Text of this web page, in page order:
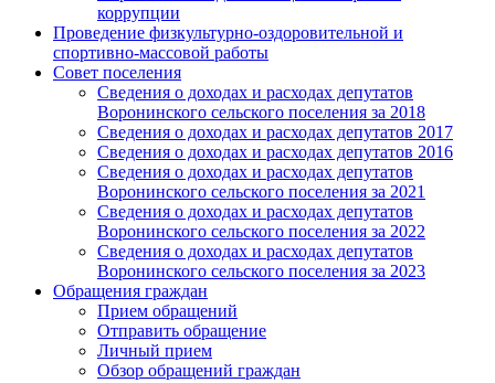
коррупции
Проведение физкультурно-оздоровительной и
спортивно-массовой работы
Совет поселения
Сведения о доходах и расходах депутатов
Воронинского сельского поселения за 2018
Сведения о доходах и расходах депутатов 2017
Сведения о доходах и расходах депутатов 2016
Сведения о доходах и расходах депутатов
Воронинского сельского поселения за 2021
Сведения о доходах и расходах депутатов
Воронинского сельского поселения за 2022
Сведения о доходах и расходах депутатов
Воронинского сельского поселения за 2023
Обращения граждан
Прием обращений
Отправить обращение
Личный прием
Обзор обращений граждан